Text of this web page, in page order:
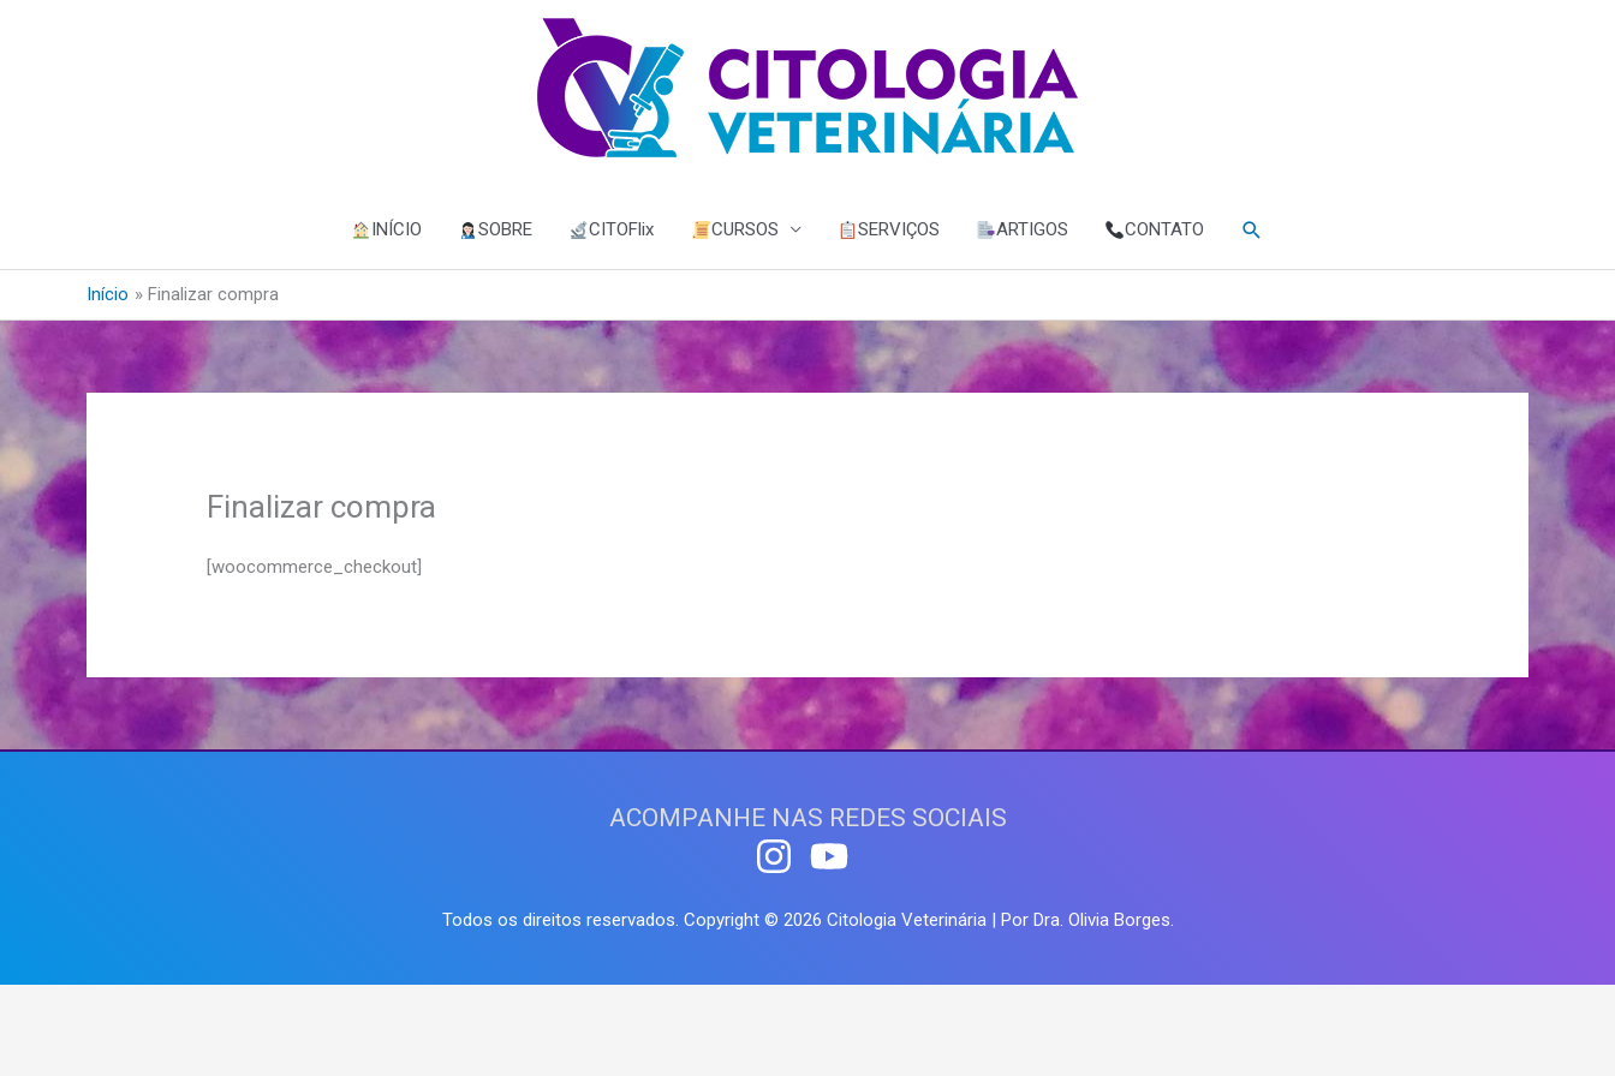
INÍCIO SOBRE CITOFlix CURSOS SERVIÇOS ARTIGOS CONTATO Pesquisar
Início Finalizar compra
Finalizar compra
[woocommerce_checkout]
ACOMPANHE NAS REDES SOCIAIS
Todos os direitos reservados. Copyright © 2026 Citologia Veterinária| Por Dra. Olivia Borges.